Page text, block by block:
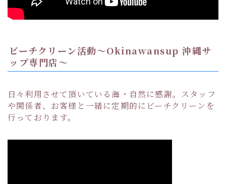
ビーチクリーン活動〜Okinawansup 沖縄サ
ップ専門店〜
日々利用させて頂いている海・自然に感謝。スタッフ
や関係者、お客様と一緒に定期的にビーチクリーンを
行っております。